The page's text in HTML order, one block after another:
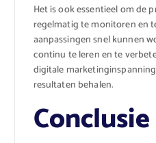
Het is ook essentieel om de
regelmatig te monitoren en
aanpassingen snel kunnen
continu te leren en te
digitale
resultaten behalen.
Conclusie